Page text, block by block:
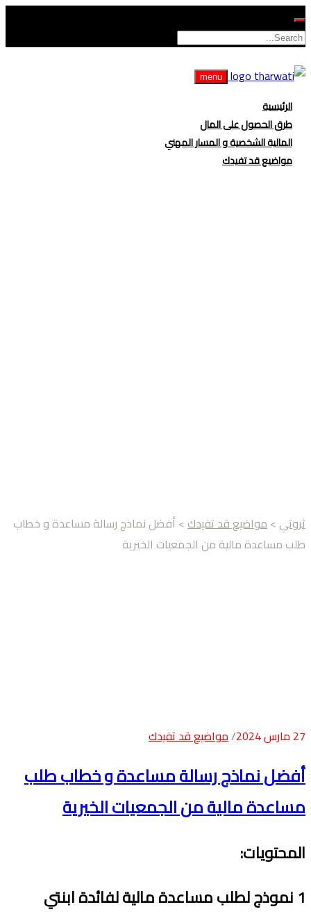
menu
الرئيسية
طرق الحصول على المال
المالية الشخصية و المسار المهني
مواضيع قد تفيدك
ثروتي >مواضيع قد تفيدك> أفضل نماذج رسالة مساعدة و خطاب
طلب مساعدة مالية من الجمعيات الخيرية
27 مارس 2024 مواضيع قد تفيدك
أفضل نماذج رسالة مساعدة و خطاب طلب
مساعدة مالية من الجمعيات الخيرية
المحتويات:
1نموذج لطلب مساعدة مالية لفائدة ابنتي